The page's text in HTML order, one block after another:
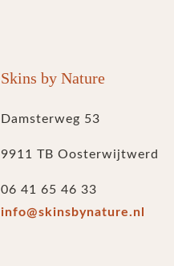
Skins by Nature
Damsterweg 53
9911 TB Oosterwijtwerd
06 41 65 46 33
info@skinsbynature.nl